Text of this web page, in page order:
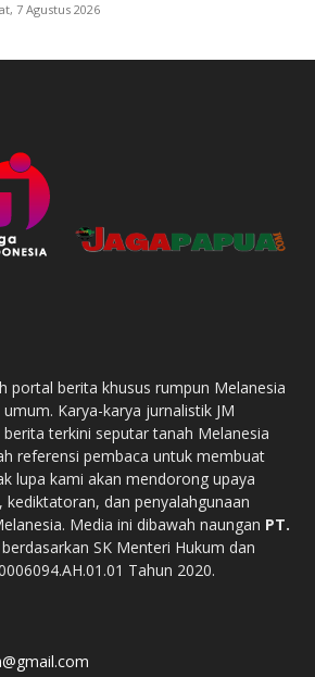
7 Agustus 2026
portal berita khusus rumpun Melanesia
Karya-karya jurnalistik JM
terkini seputar tanah Melanesia
referensi pembaca untuk membuat
lupa kami akan mendorong upaya
kediktatoran, dan penyalahgunaan
Media ini dibawah naungan PT.
berdasarkan SK Menteri Hukum dan
Tahun 2020.